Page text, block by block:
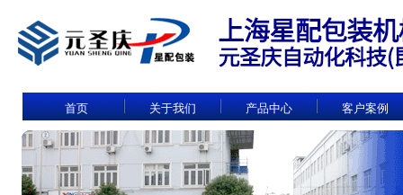
首页 关于我们 产品中心 客户案例